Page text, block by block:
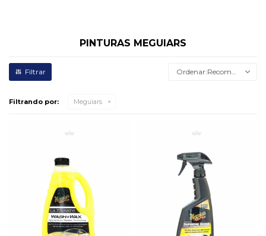
PINTURAS MEGUIARS
Recomendados
Filtrando por: Meguiars